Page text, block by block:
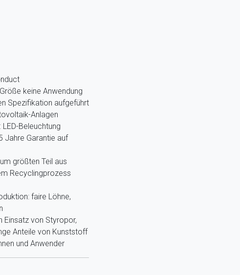
keine Anwendung
Spezifikation aufgeführt
Anlagen
Beleuchtung
Jahre Garantie auf
größten Teil aus
Recyclingprozess
faire Löhne,
Einsatz von Styropor,
Anteile von Kunststoff
und Anwender